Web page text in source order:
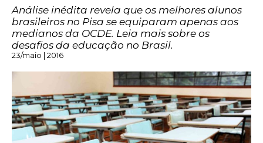
Análise inédita revela que os melhores alunos
brasileiros no Pisa se equiparam apenas aos
medianos da OCDE. Leia mais sobre os
desafios da educação no Brasil.
23/maio | 2016